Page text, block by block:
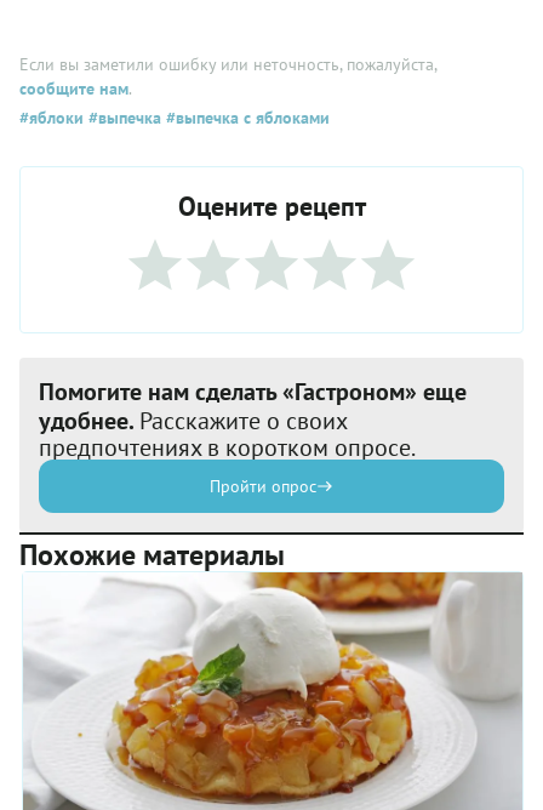
Если вы заметили ошибку или неточность, пожалуйста,
сообщите нам.
#яблоки #выпечка #выпечка с яблоками
Оцените рецепт
Помогите нам сделать «Гастроном» еще
удобнее. Расскажите о своих
предпочтениях в коротком опросе.
Пройти опрос
Похожие материалы